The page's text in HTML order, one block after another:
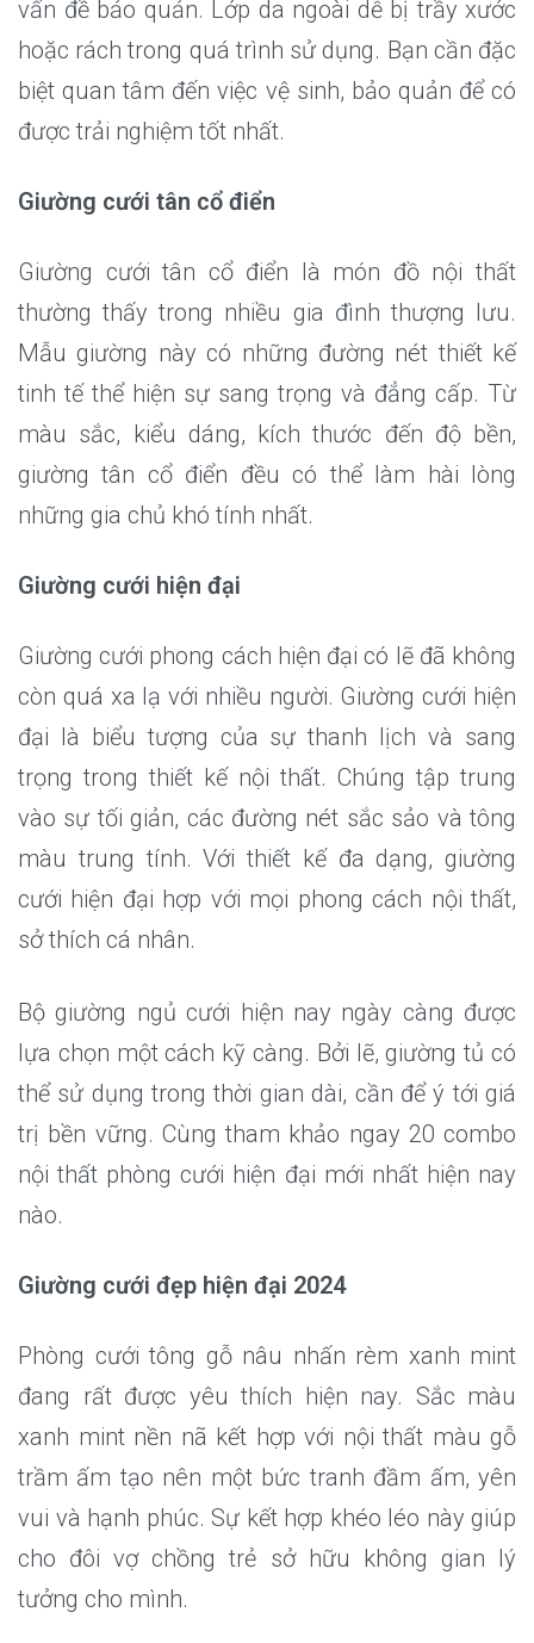
vấn đề bảo quản. Lớp da ngoài dễ bị trầy xước
hoặc rách trong quá trình sử dụng. Bạn cần đặc
biệt quan tâm đến việc vệ sinh, bảo quản để có
được trải nghiệm tốt nhất.
Giường cưới tân cổ điển
Giường cưới tân cổ điển là món đồ nội thất
thường thấy trong nhiều gia đình thượng lưu.
Mẫu giường này có những đường nét thiết kế
tinh tế thể hiện sự sang trọng và đẳng cấp. Từ
màu sắc, kiểu dáng, kích thước đến độ bền,
giường tân cổ điển đều có thể làm hài lòng
những gia chủ khó tính nhất.
Giường cưới hiện đại
Giường cưới phong cách hiện đại có lẽ đã không
còn quá xa lạ với nhiều người. Giường cưới hiện
đại là biểu tượng của sự thanh lịch và sang
trọng trong thiết kế nội thất. Chúng tập trung
vào sự tối giản, các đường nét sắc sảo và tông
màu trung tính. Với thiết kế đa dạng, giường
cưới hiện đại hợp với mọi phong cách nội thất,
sở thích cá nhân.
Bộ giường ngủ cưới hiện nay ngày càng được
lựa chọn một cách kỹ càng. Bởi lẽ, giường tủ có
thể sử dụng trong thời gian dài, cần để ý tới giá
trị bền vững. Cùng tham khảo ngay 20 combo
nội thất phòng cưới hiện đại mới nhất hiện nay
nào.
Giường cưới đẹp hiện đại 2024
Phòng cưới tông gỗ nâu nhấn rèm xanh mint
đang rất được yêu thích hiện nay. Sắc màu
xanh mint nền nã kết hợp với nội thất màu gỗ
trầm ấm tạo nên một bức tranh đầm ấm, yên
vui và hạnh phúc. Sự kết hợp khéo léo này giúp
cho đôi vợ chồng trẻ sở hữu không gian lý
tưởng cho mình.